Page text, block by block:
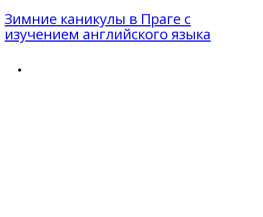
Зимние каникулы в Праге с
изучением английского языка